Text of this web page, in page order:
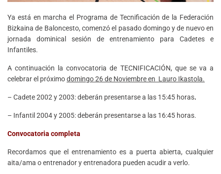
Ya está en marcha el Programa de Tecnificación de la Federación
Bizkaina de Baloncesto, comenzó el pasado domingo y de nuevo en
jornada dominical sesión de entrenamiento para Cadetes e
Infantiles.
A continuación la convocatoria de TECNIFICACIÓN, que se va a
celebrar el próximodomingo 26 de Noviembre en Lauro Ikastola.
– Cadete 2002 y 2003: deberán presentarse a las 15:45 horas.
– Infantil 2004 y 2005: deberán presentarse a las 16:45 horas.
Convocatoria completa
Recordamos que el entrenamiento es a puerta abierta, cualquier
aita/ama o entrenador y entrenadora pueden acudir a verlo.